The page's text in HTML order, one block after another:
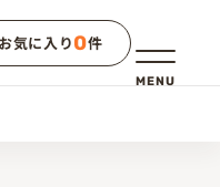
メニュー
MENU
お気に入り0件